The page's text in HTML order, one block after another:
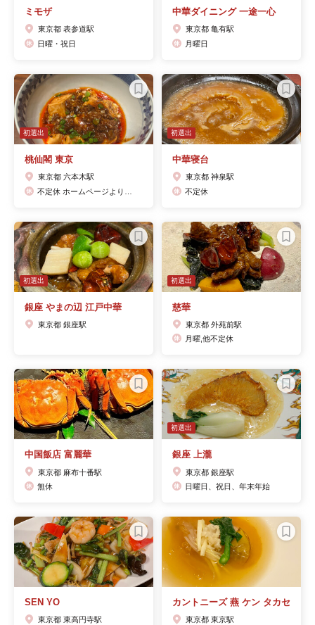
ミモザ
東京都 表参道駅
日曜・祝日
中華ダイニング 一途一心
東京都 亀有駅
月曜日
初選出
桃仙閣 東京
東京都 六本木駅
初選出
中華寝台
東京都 神泉駅
不定休
初選出
銀座 やまの辺 江戸中華
東京都 銀座駅
初選出
慈華
東京都 外苑前駅
月曜,他不定休
中国飯店 富麗華
東京都 麻布十番駅
無休
初選出
銀座 上瀧
東京都 銀座駅
日曜日、祝日、年末年始
SEN YO
東京都 東高円寺駅
カントニーズ 燕 ケン タカセ
東京都 東京駅